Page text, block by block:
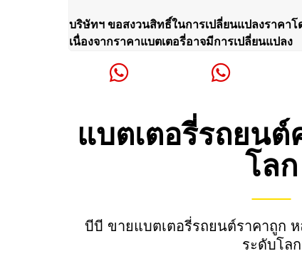
บริษัทฯ ขอสงวนสิทธิ์ในการเปลี่ยนแปลงราคา
เนื่องจากราคาแบตเตอรี่อาจมีการเปลี่ยนแปลง
แบตเตอรี่รถยน
โลก
บีบี ขายแบตเตอรี่รถยนต์ราคาถูก
ระดับโลก